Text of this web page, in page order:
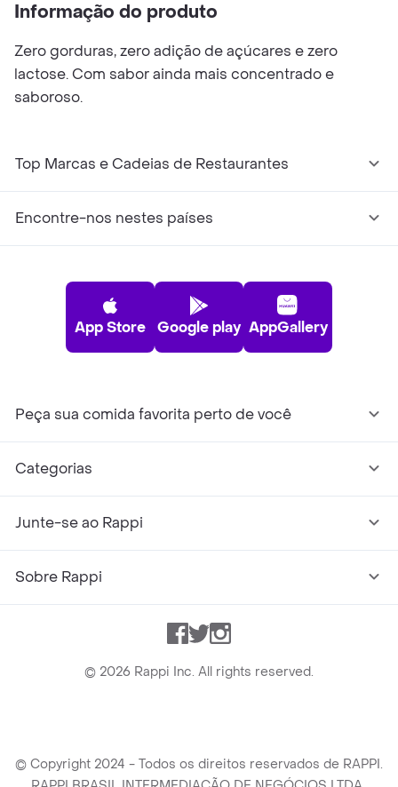
Informação do produto
Zero gorduras, zero adição de açúcares e zero
lactose. Com sabor ainda mais concentrado e
saboroso.
Top Marcas e Cadeias de Restaurantes
Encontre-nos nestes países
App Store Google play AppGallery
Peça sua comida favorita perto de você
Categorias
Junte-se ao Rappi
Sobre Rappi
Facebook
TwitterInstagram
© 2026 Rappi Inc. All rights reserved.
© Copyright 2024 - Todos os direitos reservados de RAPPI.